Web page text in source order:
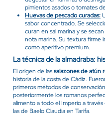
pimientos asados o tomates
Huevas de pescado curadas:
sabor concentrado. Se
curan en sal marina y se
nota marina. Su textura firme
como aperitivo premium.
La técnica de la almadraba:
El origen de lassalazones de atún
historia de la costa de Cádiz.
primeros métodos de
posteriormente los romanos
alimento a todo el Imperio a
las de Baelo Claudia en Tarifa.